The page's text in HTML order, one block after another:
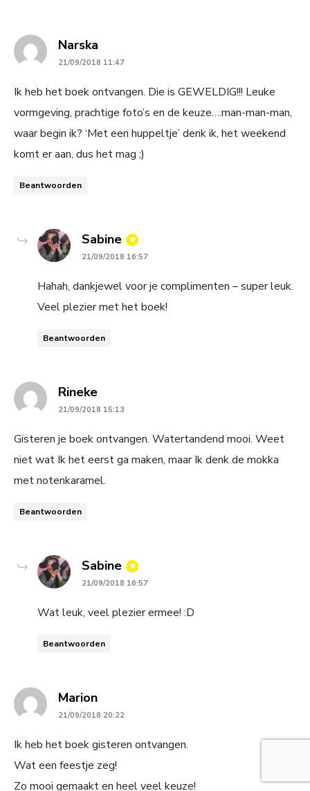
Narska
21/09/2018 11:47
Ik heb het boek ontvangen. Die is GEWELDIG!!! Leuke
vormgeving, prachtige foto’s en de keuze….man-man-man,
waar begin ik? ‘Met een huppeltje’ denk ik, het weekend
komt er aan, dus het mag ;)
Beantwoorden
Sabine says:
21/09/2018 16:57
Hahah, dankjewel voor je complimenten – super leuk.
Veel plezier met het boek!
Beantwoorden
Rinekesays:
21/09/2018 15:13
Gisteren je boek ontvangen. Watertandend mooi. Weet
niet wat Ik het eerst ga maken, maar Ik denk de mokka
met notenkaramel.
Beantwoorden
Sabine says:
21/09/2018 16:57
Wat leuk, veel plezier ermee! :D
Beantwoorden
Marionsays:
21/09/2018 20:22
Ik heb het boek gisteren ontvangen.
Wat een feestje zeg!
Zo mooi gemaakt en heel veel keuze!